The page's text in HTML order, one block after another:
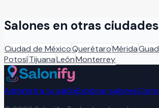
Salones en otras ciudades
Ciudad de MéxicoQuerétaroMérida
PotosíTijuanaLeónMonterrey
Administra tu salónExplorar salones